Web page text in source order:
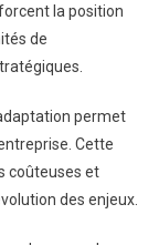
la position
de
permet
Cette
coûteuses et
des enjeux.